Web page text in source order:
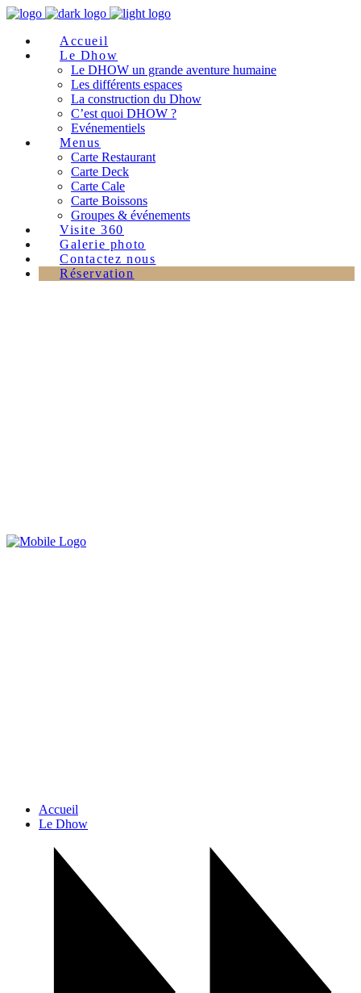
Accueil
Le Dhow
Le DHOW un grande aventure humaine
Les différents espaces
La construction du Dhow
C’est quoi DHOW ?
Evénementiels
Menus
Carte Restaurant
Carte Deck
Carte Cale
Carte Boissons
Groupes & événements
Visite 360
Galerie photo
Contactez nous
Réservation
Accueil
Le Dhow